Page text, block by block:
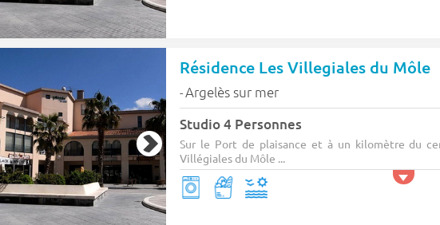
Résidence Les Villegiales du Môle
-Argelès sur mer
Studio 4 Personnes
Sur le Port de plaisance et à un kilomètre du
Villégiales du Môle ...